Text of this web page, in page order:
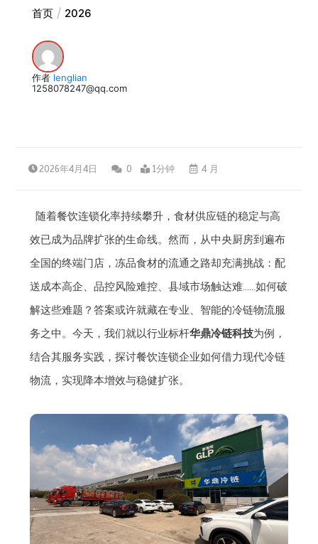
首页 2026
作者 lenglian
1258078247@qq.com
2026年4月4日 0 1分钟 4 月
随着餐饮连锁化率持续攀升，食材供应链的稳定与高
效已成为品牌扩张的生命线。然而，从中央厨房到遍布
全国的终端门店，冻品食材的流通之路却充满挑战：配
送成本高企、品控风险难控、县域市场触达难……如何破
解这些难题？答案或许就藏在专业、智能的冷链物流服
务之中。今天，我们就以行业标杆华鼎冷链科技为例，
结合其服务实践，探讨餐饮连锁企业如何借力现代冷链
物流，实现降本增效与稳健扩张。